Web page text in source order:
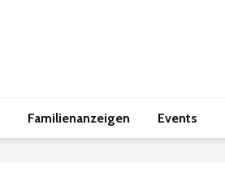
Familienanzeigen Events